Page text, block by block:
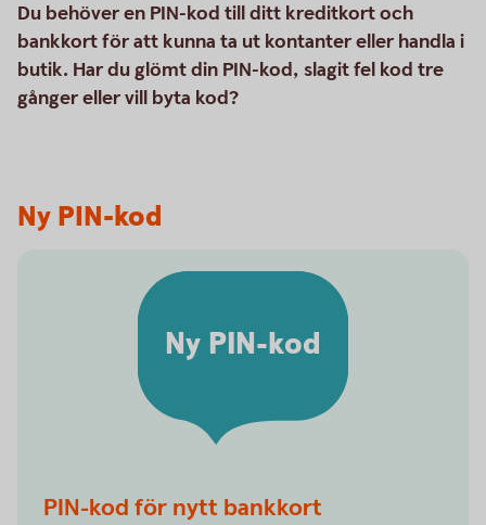
Du behöver en PIN-kod till ditt kreditkort och
bankkort för att kunna ta ut kontanter eller handla i
butik. Har du glömt din PIN-kod, slagit fel kod tre
gånger eller vill byta kod?
Ny PIN-kod
Ny PIN-kod
PIN-kod för nytt bankkort